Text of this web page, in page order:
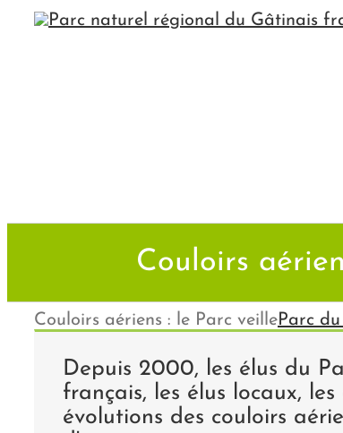
Passer
Couloirs
Couloirs aériens : le Parc veilleParc
Depuis 2000, les élus du
français, les élus locaux,
évolutions des couloirs